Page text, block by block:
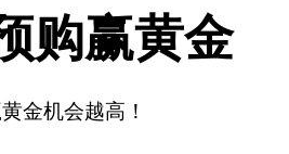
购赢黄金
金机会越高！